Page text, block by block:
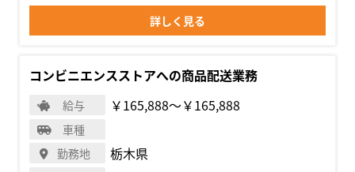
詳しく見る
コンビニエンスストアへの商品配送業務
給与 ￥165,888〜￥165,888
車種
勤務地
栃木県